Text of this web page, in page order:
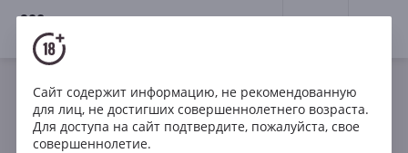
18+
Игристое Белое Брют
Испания
Codorníu Ars Collecta Cava Brut Organic
Сайт содержит информацию, не рекомендованную
для лиц, не достигших совершеннолетнего возраста.
Для доступа на сайт подтвердите, пожалуйста, свое
совершеннолетие.